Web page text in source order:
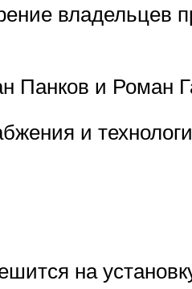
владельцев
Панков и Роман
и
на